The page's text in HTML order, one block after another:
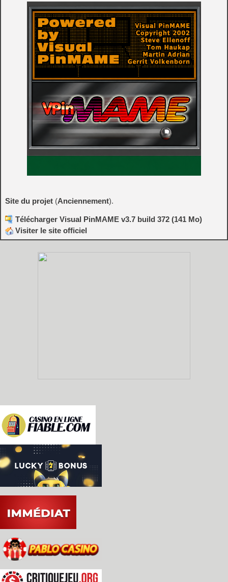
Site du projet (Anciennement).
Télécharger Visual PinMAME v3.7 build 372 (141 Mo)
Visiter le site officiel